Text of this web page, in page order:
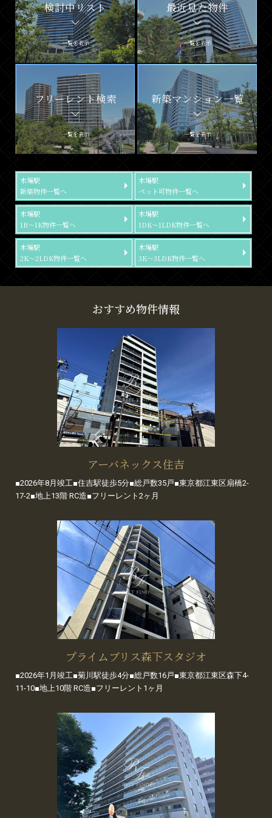
検討中リスト
一覧を表示
最近見た物件
一覧を表示
フリーレント検索
一覧を表示
新築マンション一覧
一覧を表示
木場駅
新築物件一覧へ
木場駅
ペット可物件一覧へ
木場駅
1R～1K物件一覧へ
木場駅
1DK～1LDK物件一覧へ
木場駅
2K～2LDK物件一覧へ
木場駅
3K～3LDK物件一覧へ
おすすめ物件情報
アーバネックス住吉
■2026年8月竣工■住吉駅徒歩5分■総戸数35戸■東京都江東区扇橋2-
17-2■地上13階 RC造■フリーレント2ヶ月
プライムブリス森下スタジオ
■2026年1月竣工■菊川駅徒歩4分■総戸数16戸■東京都江東区森下4-
11-10■地上10階 RC造■フリーレント1ヶ月